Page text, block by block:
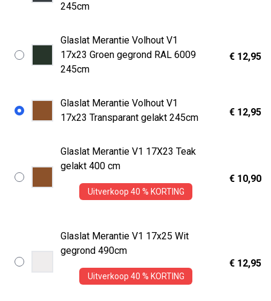
245cm
Glaslat Merantie Volhout V1
17x23 Groen gegrond RAL 6009
245cm
€ 12,95
Glaslat Merantie Volhout V1
17x23 Transparant gelakt 245cm
€ 12,95
Glaslat Merantie V1 17X23 Teak
gelakt 400 cm
Uitverkoop 40 % KORTING
€ 10,90
Glaslat Merantie V1 17x25 Wit
gegrond 490cm
Uitverkoop 40 % KORTING
€ 12,95